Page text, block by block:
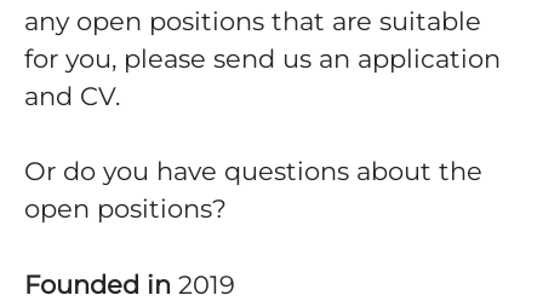
any open positions that are suitable
for you, please send us an application
and CV.
Or do you have questions about the
open positions?
Founded in 2019